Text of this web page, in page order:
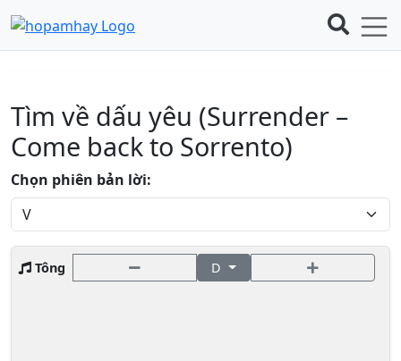
Tìm về dấu yêu (Surrender –
Come back to Sorrento)
Chọn phiên bản lời:
Tông D